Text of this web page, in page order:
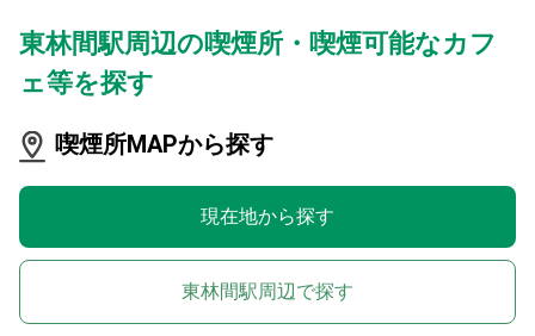
東林間駅周辺の喫煙所・喫煙可能なカフ
ェ等を探す
喫煙所MAPから探す
現在地から探す
東林間駅周辺で探す